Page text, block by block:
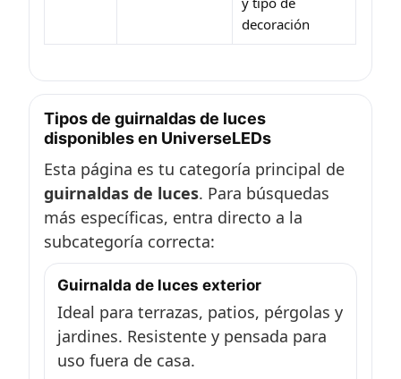
decoración
Tipos de guirnaldas de luces
disponibles en UniverseLEDs
Esta página es tu categoría principal de
guirnaldas de luces. Para búsquedas
más específicas, entra directo a la
subcategoría correcta:
Guirnalda de luces exterior
Ideal para terrazas, patios, pérgolas y
jardines. Resistente y pensada para
uso fuera de casa.